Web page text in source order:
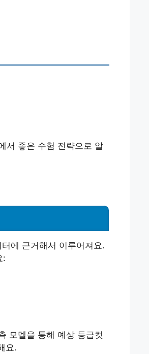
서 좋은 수험 전략으로 알
에 근거해서 이루어져요.
:
모델을 통해 예상 등급컷
요.